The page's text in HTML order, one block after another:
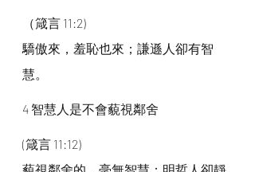
（箴言 11:2)
驕傲來，羞恥也來；謙遜人卻有智
慧。
4 智慧人是不會藐視鄰舍
(箴言 11:12)
藐視鄰舍的，毫無智慧；明哲人卻靜